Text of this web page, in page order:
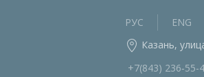
РУС ENG
Казань,
+7(843) 236‑55-